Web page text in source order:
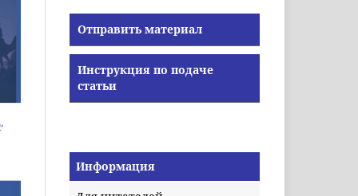
Отправить материал
Инструкция по подаче
статьи
Информация